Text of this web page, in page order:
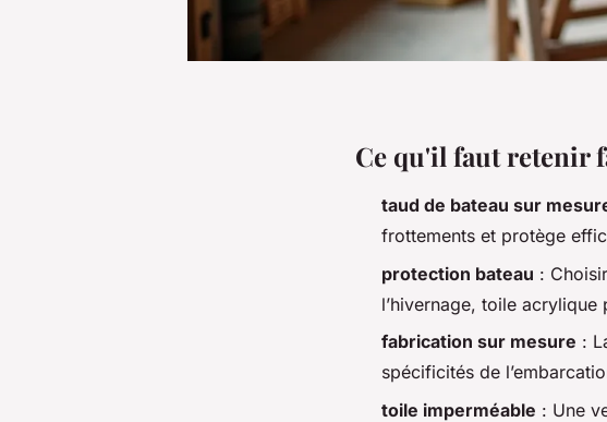
Ce qu'il faut retenir
taud de bateau sur
frottements et protège
protection bateau :
l’hivernage, toile
fabrication sur mesure :
spécificités de
toile imperméable : Une